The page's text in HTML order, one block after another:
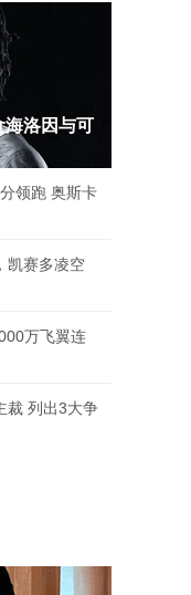
海洛因与可
领跑 奥斯卡
凯赛多凌空
万飞翼连
裁 列出3大争